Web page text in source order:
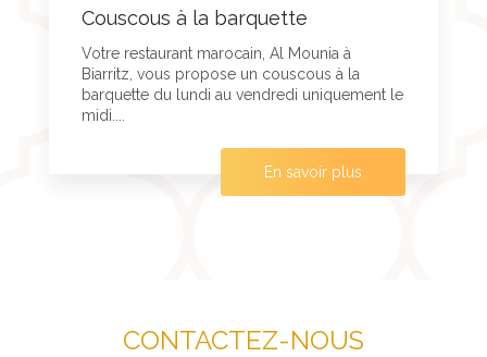
Couscous à la barquette
Votre restaurant marocain, Al Mounia à
Biarritz, vous propose un couscous à la
barquette du lundi au vendredi uniquement le
midi....
En savoir plus
CONTACTEZ-NOUS